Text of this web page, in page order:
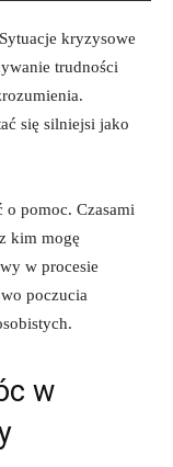
kryzysowe
trudności
się silniejsi jako
pomoc. Czasami
kim mogę
w procesie
poczucia
w